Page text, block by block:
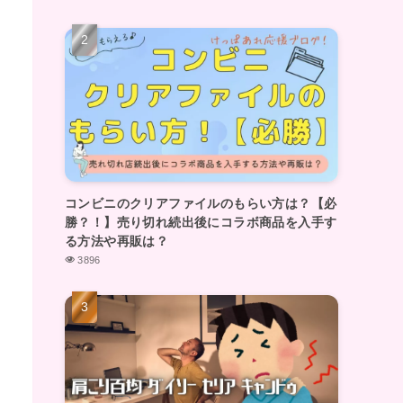
コンビニのクリアファイルのもらい方は？【必
勝？！】売り切れ続出後にコラボ商品を入手す
る方法や再販は？
3896